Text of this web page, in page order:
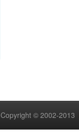
Copyright © 2002-2013